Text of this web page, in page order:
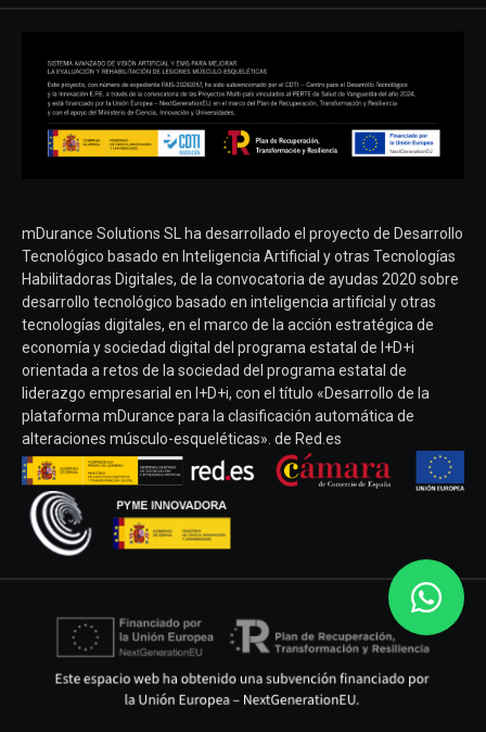
mDurance Solutions SL ha desarrollado el proyecto de Desarrollo
Tecnológico basado en Inteligencia Artificial y otras Tecnologías
Habilitadoras Digitales, de la convocatoria de ayudas 2020 sobre
desarrollo tecnológico basado en inteligencia artificial y otras
tecnologías digitales, en el marco de la acción estratégica de
economía y sociedad digital del programa estatal de I+D+i
orientada a retos de la sociedad del programa estatal de
liderazgo empresarial en I+D+i, con el título «Desarrollo de la
plataforma mDurance para la clasificación automática de
alteraciones músculo-esqueléticas». de Red.es